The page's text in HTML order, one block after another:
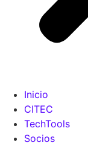
Inicio
CITEC
TechTools
Socios